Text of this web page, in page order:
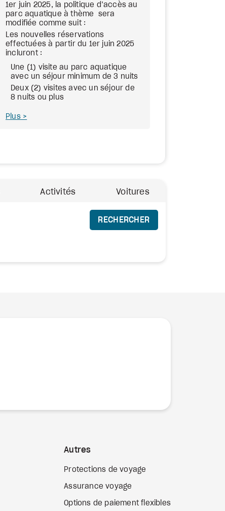
1er juin 2025, la politique d’accès au
parc aquatique à thème sera
modifiée comme suit :
Les nouvelles réservations
effectuées à partir du 1er juin 2025
incluront :
Une (1) visite au parc aquatique
avec un séjour minimum de 3 nuits
Deux (2) visites avec un séjour de
8 nuits ou plus
Plus
Activités Voitures
RECHERCHER
Autres
Protections de voyage
Assurance voyage
Options de paiement flexibles